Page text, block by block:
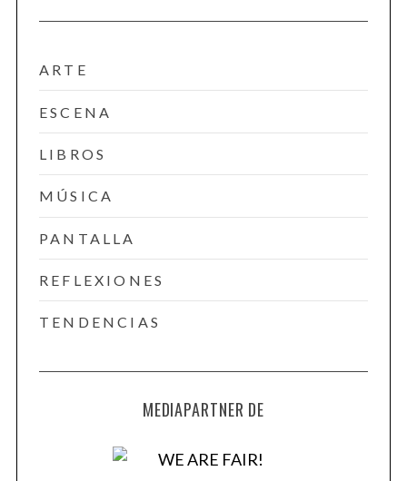
ARTE
ESCENA
LIBROS
MÚSICA
PANTALLA
REFLEXIONES
TENDENCIAS
MEDIAPARTNER DE